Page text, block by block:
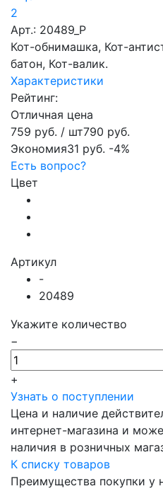
2
Арт.: 20489_Р
Кот-обнимашка, Кот-
батон, Кот-валик.
Характеристики
Рейтинг:
Отличная цена
759 руб. / шт790 руб.
Экономия31 руб. -4%
Есть вопрос?
Цвет
Артикул
-
20489
Укажите количество
−
+
Узнать о поступлении
Цена и наличие
интернет-магазина и
наличия в розничных
К списку товаров
Преимущества покупки у